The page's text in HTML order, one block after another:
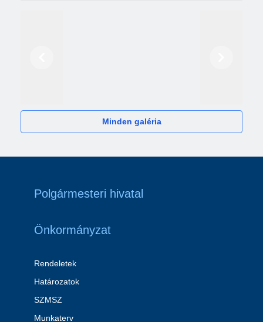
Minden galéria
Polgármesteri hivatal
Önkormányzat
Rendeletek
Határozatok
SZMSZ
Munkaterv